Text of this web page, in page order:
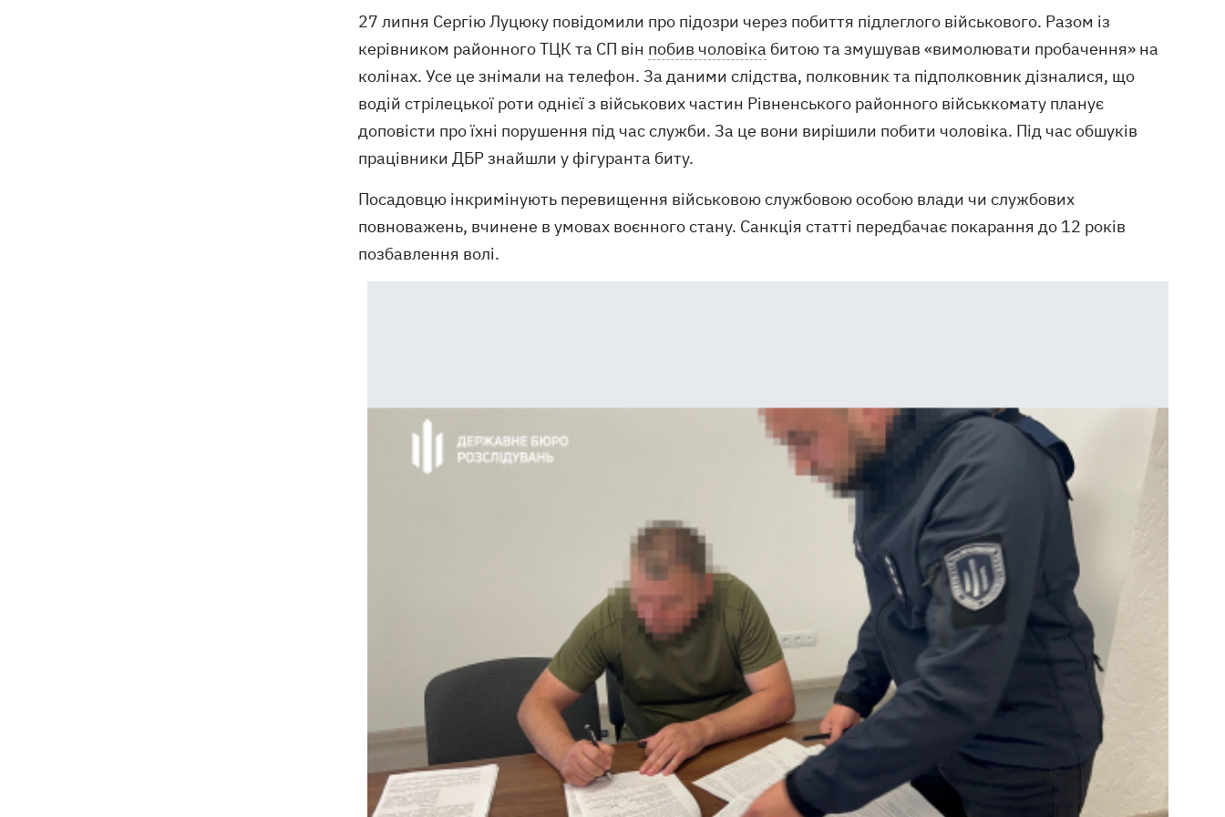
27 липня Сергію Луцюку повідомили про підозри через побиття підлеглого військового. Разом із
керівником районного ТЦК та СП він побив чоловіка битою та змушував «вимолювати пробачення» на
колінах. Усе це знімали на телефон. За даними слідства, полковник та підполковник дізналися, що
водій стрілецької роти однієї з військових частин Рівненського районного військкомату планує
доповісти про їхні порушення під час служби. За це вони вирішили побити чоловіка. Під час обшуків
працівники ДБР знайшли у фігуранта биту.
Посадовцю інкримінують перевищення військовою службовою особою влади чи службових
повноважень, вчинене в умовах воєнного стану. Санкція статті передбачає покарання до 12 років
позбавлення волі.